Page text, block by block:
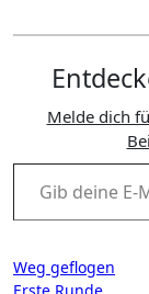
Melde dich für ein Abonnement an, um die neuesten
Gib deine E-Mail-Adresse ein ...
Weg geflogen